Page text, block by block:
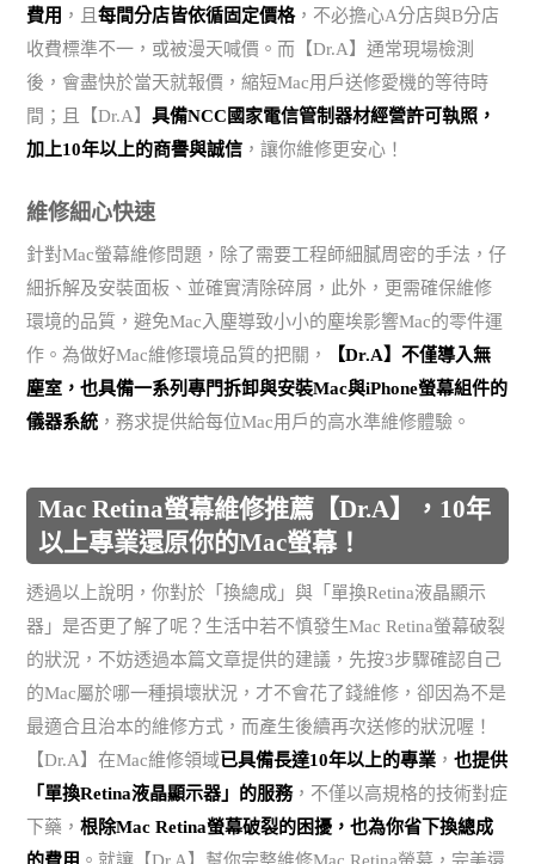
費用 ，且每間分店皆依循固定價格，不必擔心A分店與B分店
收費標準不一，或被漫天喊價。而【Dr.A】通常現場檢測
後，會盡快於當天就報價，縮短Mac用戶送修愛機的等待時
間；且【Dr.A】具備NCC國家電信管制器材經營許可執照，
加上10年以上的商譽與誠信 ，讓你維修更安心！
維修細心快速
針對Mac螢幕維修問題，除了需要工程師細膩周密的手法，仔
細拆解及安裝面板、並確實清除碎屑，此外，更需確保維修
環境的品質，避免Mac入塵導致小小的塵埃影響Mac的零件運
作。為做好Mac維修環境品質的把關，
【Dr.A】不僅導入無
塵室，也具備一系列專門拆卸與安裝Mac與iPhone螢幕組件的
儀器系統 ，務求提供給每位Mac用戶的高水準維修體驗。
Mac Retina螢幕維修推薦【Dr.A】，10年
以上專業還原你的Mac螢幕！
透過以上說明，你對於「換總成」與「單換Retina液晶顯示
器」是否更了解了呢？生活中若不慎發生Mac Retina螢幕破裂
的狀況，不妨透過本篇文章提供的建議，先按3步驟確認自己
的Mac屬於哪一種損壞狀況，才不會花了錢維修，卻因為不是
最適合且治本的維修方式，而產生後續再次送修的狀況喔！
【Dr.A】在Mac維修領域已具備長達10年以上的專業 ，也提供
「單換Retina液晶顯示器」的服務，不僅以高規格的技術對症
下藥，根除Mac Retina螢幕破裂的困擾，也為你省下換總成
的費用 。就讓【Dr.A】幫你完整維修Mac Retina螢幕，完美還